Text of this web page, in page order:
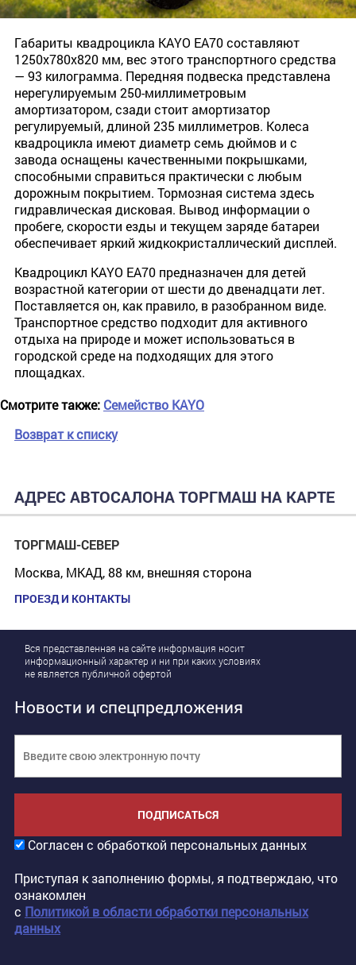
Габариты квадроцикла KAYO EA70 составляют
1250х780х820 мм, вес этого транспортного средства
— 93 килограмма. Передняя подвеска представлена
нерегулируемым 250-миллиметровым
амортизатором, сзади стоит амортизатор
регулируемый, длиной 235 миллиметров. Колеса
квадроцикла имеют диаметр семь дюймов и с
завода оснащены качественными покрышками,
способными справиться практически с любым
дорожным покрытием. Тормозная система здесь
гидравлическая дисковая. Вывод информации о
пробеге, скорости езды и текущем заряде батареи
обеспечивает яркий жидкокристаллический дисплей.
Квадроцикл KAYO EA70 предназначен для детей
возрастной категории от шести до двенадцати лет.
Поставляется он, как правило, в разобранном виде.
Транспортное средство подходит для активного
отдыха на природе и может использоваться в
городской среде на подходящих для этого
площадках.
Смотрите также: Семейство KAYO
Возврат к списку
АДРЕС АВТОСАЛОНА ТОРГМАШ НА КАРТЕ
ТОРГМАШ-СЕВЕР
Москва, МКАД, 88 км, внешняя сторона
ПРОЕЗД И КОНТАКТЫ
Вся представленная на сайте информация носит
информационный характер и ни при каких условиях
не является публичной офертой
Новости и спецпредложения
ПОДПИСАТЬСЯ
Согласен с обработкой персональных данных
Приступая к заполнению формы, я подтверждаю, что
ознакомлен
с Политикой в области обработки персональных
данных